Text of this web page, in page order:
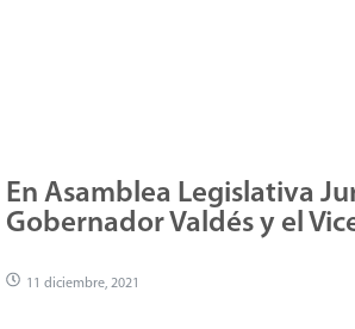
En Asamblea Legislativa
Gobernador Valdés y el
11 diciembre, 2021